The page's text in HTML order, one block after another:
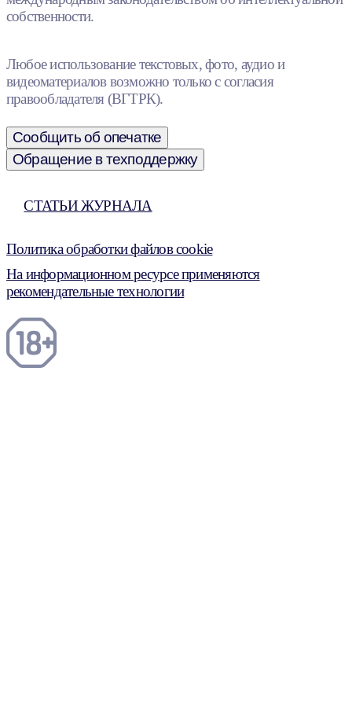
собственности.
Любое использование текстовых, фото, аудио и
видеоматериалов возможно только с согласия
правообладателя (ВГТРК).
Сообщить об опечатке
Обращение в техподдержку
СТАТЬИ ЖУРНАЛА
Политика обработки файлов cookie
На информационном ресурсе применяются
рекомендательные технологии